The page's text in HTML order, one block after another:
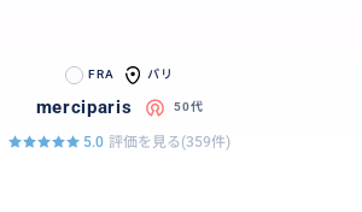
アンティークを探す！
FRA パリ
merciparis 50代
5.0 評価を見る(359件)